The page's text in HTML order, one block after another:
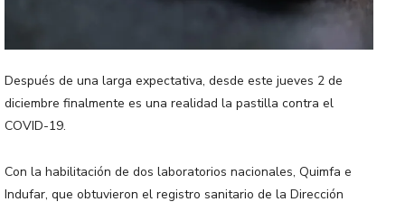
Después de una larga expectativa, desde este jueves 2 de
diciembre finalmente es una realidad la pastilla contra el
COVID-19.
Con la habilitación de dos laboratorios nacionales, Quimfa e
Indufar, que obtuvieron el registro sanitario de la Dirección